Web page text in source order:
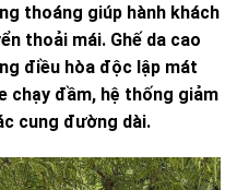
thoáng giúp hành khách
thoải mái. Ghế da cao
điều hòa độc lập mát
chạy đầm, hệ thống giảm
cung đường dài.